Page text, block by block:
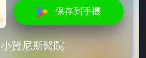
小贊尼斯醫院
保存到手機